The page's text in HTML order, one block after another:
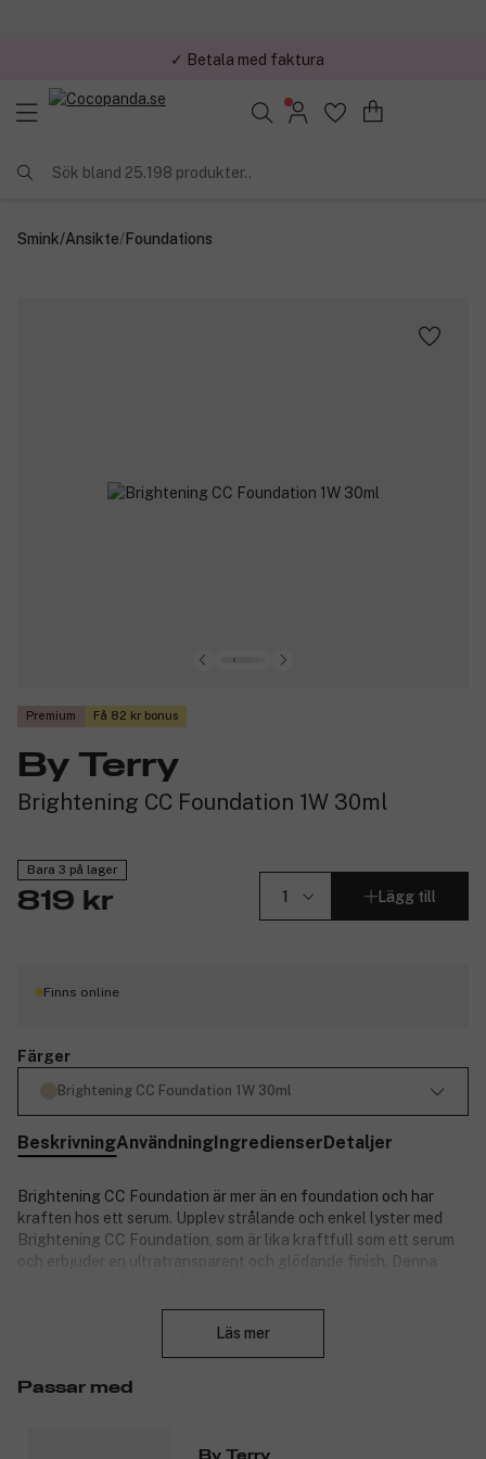
✓ Betala med faktura
Sök bland 25.198 produkter..
Smink/Ansikte/Foundations
Premium Få 82 kr bonus
By Terry
Brightening CC Foundation 1W 30ml
Bara 3 på lager
819 kr Lägg till
Finns online
Färger
Brightening CC Foundation 1W 30ml
BeskrivningAnvändningIngredienserDetaljer
Brightening CC Foundation är mer än en foundation och har
kraften hos ett serum. Upplev strålande och enkel lyster med
Brightening CC Foundation, som är lika kraftfull som ett serum
och erbjuder en ultratransparent och glödande finish. Denna
ungdomlig utstrålning. Formulerad med 90 % naturligt härledda
timmar.
ingredienser som regenererande japanskt extrakt och ett
Läs mer
Passar med
By Terry